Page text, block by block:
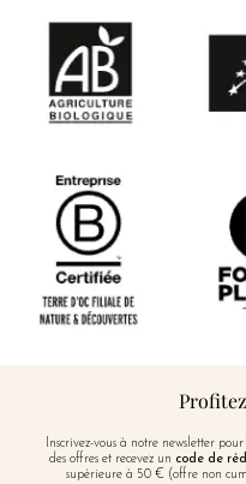
Inscrivez-vous à notre newsletter
des offres et recevez un code de
supérieure à 50 € (offre non